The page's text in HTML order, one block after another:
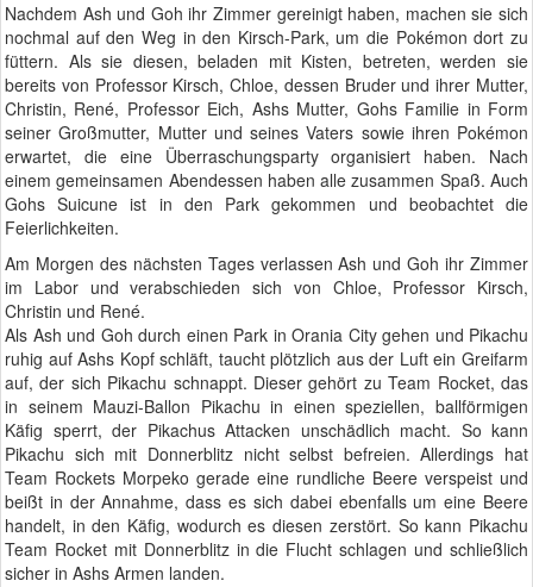
Nachdem Ash und Goh ihr Zimmer gereinigt haben, machen sie sich
nochmal auf den Weg in den Kirsch-Park, um die Pokémon dort zu
füttern. Als sie diesen, beladen mit Kisten, betreten, werden sie
bereits von Professor Kirsch, Chloe, dessen Bruder und ihrer Mutter,
Christin, René, Professor Eich, Ashs Mutter, Gohs Familie in Form
seiner Großmutter, Mutter und seines Vaters sowie ihren Pokémon
erwartet, die eine Überraschungsparty organisiert haben. Nach
einem gemeinsamen Abendessen haben alle zusammen Spaß. Auch
Gohs Suicune ist in den Park gekommen und beobachtet die
Feierlichkeiten.
Am Morgen des nächsten Tages verlassen Ash und Goh ihr Zimmer
im Labor und verabschieden sich von Chloe, Professor Kirsch,
Christin und René.
Als Ash und Goh durch einen Park in Orania City gehen und Pikachu
ruhig auf Ashs Kopf schläft, taucht plötzlich aus der Luft ein Greifarm
auf, der sich Pikachu schnappt. Dieser gehört zu Team Rocket, das
in seinem Mauzi-Ballon Pikachu in einen speziellen, ballförmigen
Käfig sperrt, der Pikachus Attacken unschädlich macht. So kann
Pikachu sich mit Donnerblitz nicht selbst befreien. Allerdings hat
Team Rockets Morpeko gerade eine rundliche Beere verspeist und
beißt in der Annahme, dass es sich dabei ebenfalls um eine Beere
handelt, in den Käfig, wodurch es diesen zerstört. So kann Pikachu
Team Rocket mit Donnerblitz in die Flucht schlagen und schließlich
sicher in Ashs Armen landen.